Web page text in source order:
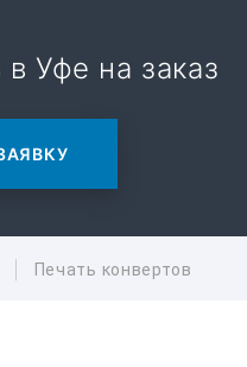
Уфе на заказ
Печать конвертов